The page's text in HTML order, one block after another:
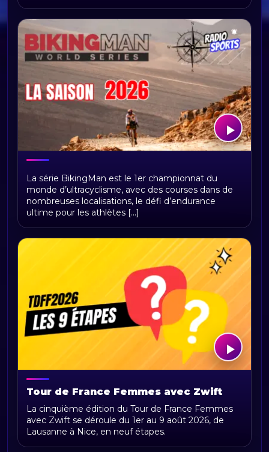
BikingMan Direct : toute la saison 2026
du championnat du monde
d'ultracyclisme sur Radio Sports
La série BikingMan est le 1er championnat du
monde d’ultracyclisme, avec des courses dans de
nombreuses localisations, le défi d’endurance
ultime pour les athlètes [...]
Tour de France Femmes avec Zwift
2026 : parcours, étapes, calendrier et
actualités
La cinquième édition du Tour de France Femmes
avec Zwift se déroule du 1er au 9 août 2026, de
Lausanne à Nice, en neuf étapes.